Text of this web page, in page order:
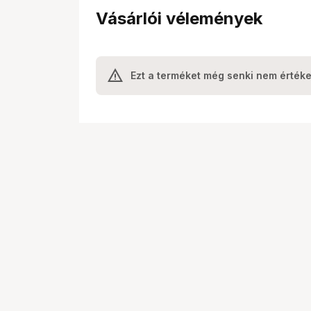
Vásárlói vélemények
Ezt a terméket még senki nem